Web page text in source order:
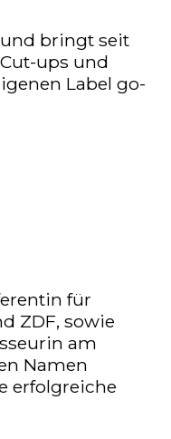
bringt seit
ups und
Label go-
für
ZDF, sowie
am
Namen
erfolgreiche